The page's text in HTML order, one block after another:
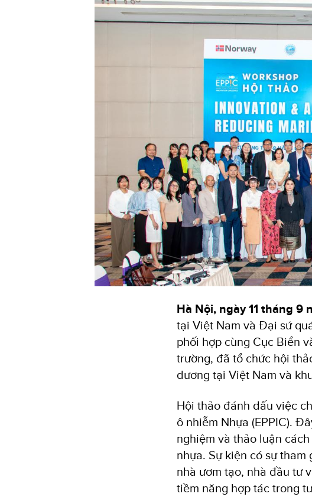
Hà Nội, ngày 11 tháng 9
tại Việt Nam và Đại sứ
phối hợp cùng Cục Biển
trường, đã tổ chức hội
dương tại Việt Nam và
Hội thảo đánh dấu việc
ô nhiễm Nhựa (EPPIC).
nghiệm và thảo luận
nhựa. Sự kiện có sự
nhà ươm tạo, nhà đầu tư
tiềm năng hợp tác trong